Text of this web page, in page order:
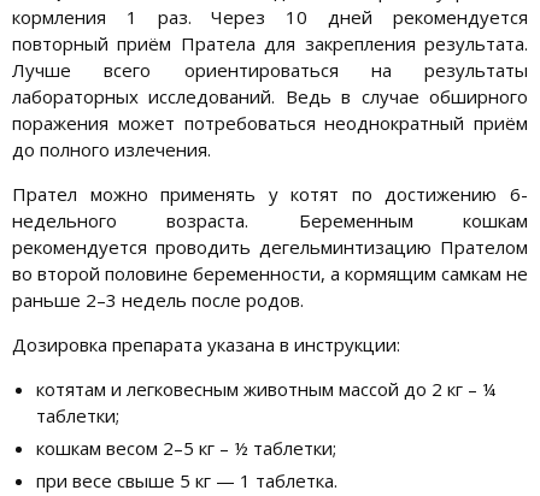
кормления 1 раз. Через 10 дней рекомендуется
повторный приём Пратела для закрепления результата.
Лучше всего ориентироваться на результаты
лабораторных исследований. Ведь в случае обширного
поражения может потребоваться неоднократный приём
до полного излечения.
Прател можно применять у котят по достижению 6-
недельного возраста. Беременным кошкам
рекомендуется проводить дегельминтизацию Прателом
во второй половине беременности, а кормящим самкам не
раньше 2–3 недель после родов.
Дозировка препарата указана в инструкции:
котятам и легковесным животным массой до 2 кг – ¼
таблетки;
кошкам весом 2–5 кг – ½ таблетки;
при весе свыше 5 кг — 1 таблетка.